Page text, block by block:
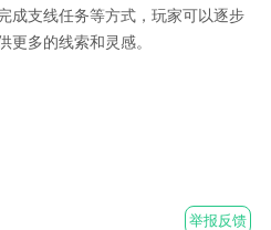
成支线任务等方式，玩家可以逐步
更多的线索和灵感。
举报反馈